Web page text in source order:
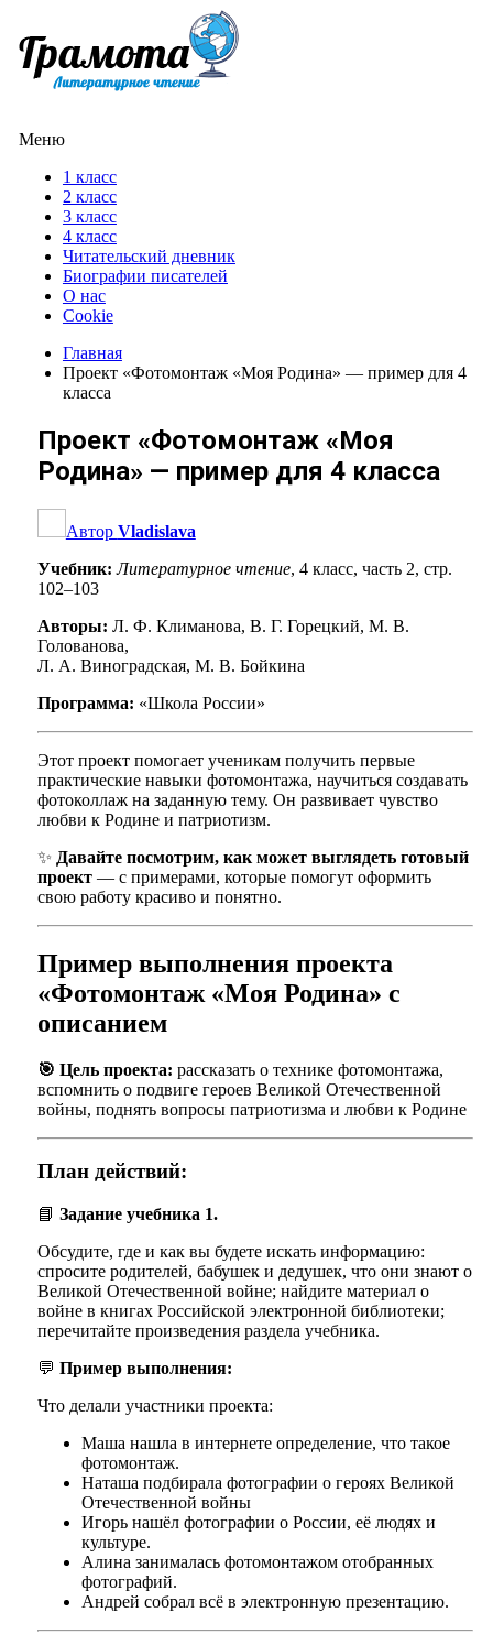
Меню
1 класс
2 класс
3 класс
4 класс
Читательский дневник
Биографии писателей
О нас
Cookie
Главная
Проект «Фотомонтаж «Моя Родина» — пример для 4
класса
Проект «Фотомонтаж «Моя
Родина» — пример для 4 класса
Автор Vladislava
Учебник: Литературное чтение, 4 класс, часть 2, стр.
102–103
Авторы: Л. Ф. Климанова, В. Г. Горецкий, М. В.
Голованова,
Л. А. Виноградская, М. В. Бойкина
Программа: «Школа России»
Этот проект помогает ученикам получить первые
практические навыки фотомонтажа, научиться создавать
фотоколлаж на заданную тему. Он развивает чувство
любви к Родине и патриотизм.
✨ Давайте посмотрим, как может выглядеть готовый
проект— с примерами, которые помогут оформить
свою работу красиво и понятно.
Пример выполнения проекта
«Фотомонтаж «Моя Родина» с
описанием
🎯 Цель проекта: рассказать о технике фотомонтажа,
вспомнить о подвиге героев Великой Отечественной
войны, поднять вопросы патриотизма и любви к Родине
План действий:
📘 Задание учебника 1.
Обсудите, где и как вы будете искать информацию:
спросите родителей, бабушек и дедушек, что они знают о
Великой Отечественной войне; найдите материал о
войне в книгах Российской электронной библиотеки;
перечитайте произведения раздела учебника.
💬 Пример выполнения:
Что делали участники проекта:
Маша нашла в интернете определение, что такое
фотомонтаж.
Наташа подбирала фотографии о героях Великой
Отечественной войны
Игорь нашёл фотографии о России, её людях и
культуре.
Алина занималась фотомонтажом отобранных
фотографий.
Андрей собрал всё в электронную презентацию.